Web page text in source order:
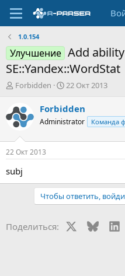
1.0.154
Улучшение Add
SE::Yandex::WordStat
А
т
о
р
т
е
м
ы
Forbidden
Д
т
н
а
22 Окт 2013
Forbidden
Administrator Команда
22 Окт 2013
subj
Чтобы ответить,
Поделиться: Bluesky